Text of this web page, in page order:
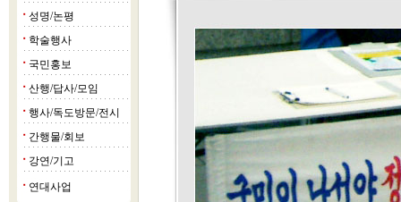
■ 성명/논평
■ 학술행사
■ 국민홍보
■ 산행/답사/모임
■ 행사/독도방문/전시
■ 간행물/회보
■ 강연/기고
■ 연대사업